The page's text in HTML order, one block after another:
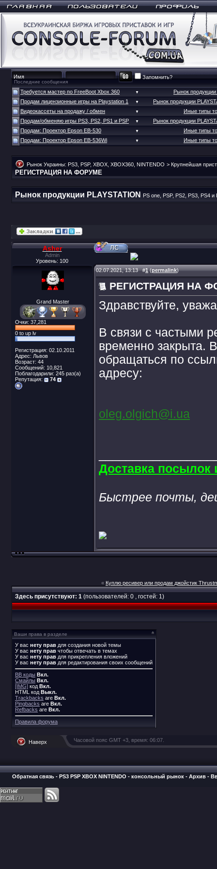
Запомнить?
Последние сообщения
Требуется мастер по FreeBoot Xbox 360 ▼
Рынок продукции
Продам лицензионные игры на Playstation 1
▼
Рынок продукции
Видеокассеты на продажу / обмен
▼
Иные типы
Продам/обменяю игры PS3, PS2, PS1 и PSP
▼
Рынок продукции
Продам: Проектор Epson EB-530
▼
Иные типы
Продам: Проектор Epson EB-536Wi
▼ Иные типы
Рынок Украины: PS3, PSP, XBOX, XBOX360, NINTENDO > Крупнейшая
РЕГИСТРАЦИЯ НА ФОРУМЕ
Рынок продукции PLAYSTATION PS one, PSP, PS2, PS3, PS4
Asher
Admin
Уровень: 100
Grand Master
Очки: 37,281
0 to up lv
Регистрация: 02.10.2011
Адрес: Львов
Возраст: 44
Сообщений: 10,821
Поблагодарили: 245 раз(а)
Репутация:
74
02.07.2021, 13:13#1(permalink)
РЕГИСТРАЦИЯ НА
Здравствуйте,
В связи с частыми
временно закрыта.
обращаться по
адресу:
oleg.olgich@i.ua
Доставка посылок
Быстрее почты,
« Куплю ресивер или продам джойстик
Здесь присутствуют: 1 (пользователей: 0 , гостей: 1)
Ваши права в разделе
У вас нету прав для создания новой темы
У вас нету прав чтобы отвечать в темах
У вас нету прав для прикрепления вложений
У вас нету прав для редактирования своих сообщений
BB коды Вкл.
Смайлы Вкл.
[IMG] код Вкл.
HTML код Выкл.
Trackbacks are Вкл.
Pingbacks are Вкл.
Refbacks are Вкл.
Правила форума
Наверх Часовой пояс GMT +3, время: 06:07
Обратная связь - PS3 PSP XBOX NINTENDO - консольный рынок - Архив -